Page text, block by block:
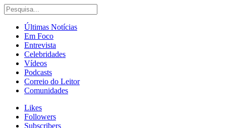
Últimas Notícias
Em Foco
Entrevista
Celebridades
Vídeos
Podcasts
Correio do Leitor
Comunidades
Likes
Followers
Subscribers